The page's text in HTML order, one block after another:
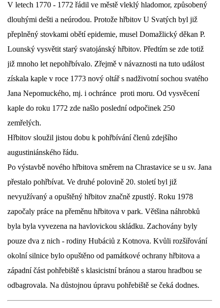
V letech 1770 - 1772 řádil ve městě vleklý hladomor, způsobený
dlouhými dešti a neúrodou. Protože hřbitov U Svatých byl již
přeplněný stovkami obětí epidemie, musel Domažlický děkan P.
Lounský vysvětit starý svatojánský hřbitov. Předtím se zde totiž
již mnoho let nepohřbívalo. Zřejmě v návaznosti na tuto událost
získala kaple v roce 1773 nový oltář s nadživotní sochou svatého
Jana Nepomuckého, mj. i ochránce proti moru. Od vysvěcení
kaple do roku 1772 zde našlo poslední odpočinek 250
zemřelých.
Hřbitov sloužil jistou dobu k pohřbívání členů zdejšího
augustiniánského řádu.
Po výstavbě nového hřbitova směrem na Chrastavice se u sv. Jana
přestalo pohřbívat. Ve druhé polovině 20. století byl již
nevyužívaný a opuštěný hřbitov značně zpustlý. Roku 1978
započaly práce na přeměnu hřbitova v park. Většina náhrobků
byla byla vyvezena na havlovickou skládku. Zachovány byly
pouze dva z nich - rodiny Hubáciů z Kotnova. Kvůli rozšiřování
okolní silnice bylo opuštěno od památkové ochrany hřbitova a
západní část pohřebiště s klasicistní bránou a starou hradbou se
odbagrovala. Na důstojnou úpravu pohřebiště se čeká dodnes.